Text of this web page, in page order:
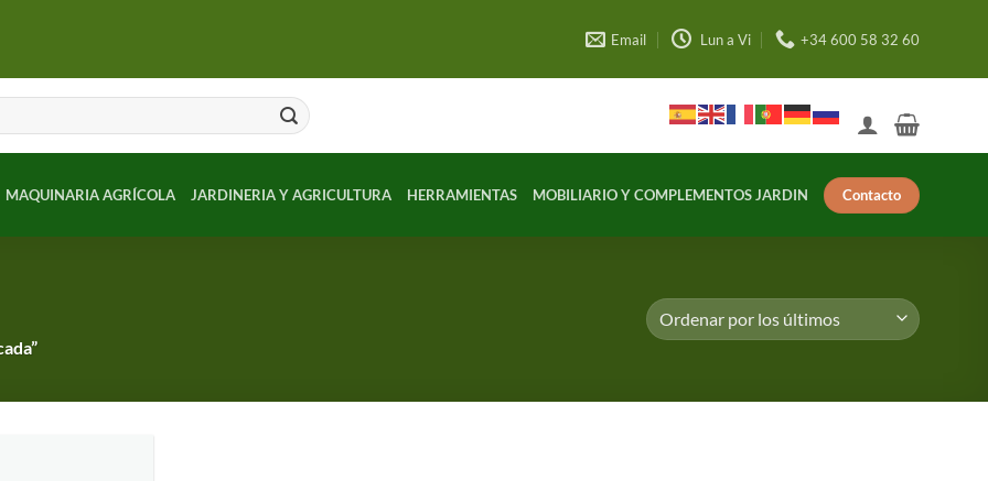
Email Lun a Vi +34 600 58 32 60
MAQUINARIA AGRÍCOLA JARDINERIA Y AGRICULTURA HERRAMIENTAS MOBILIARIO Y COMPLEMENTOS JARDIN Contacto